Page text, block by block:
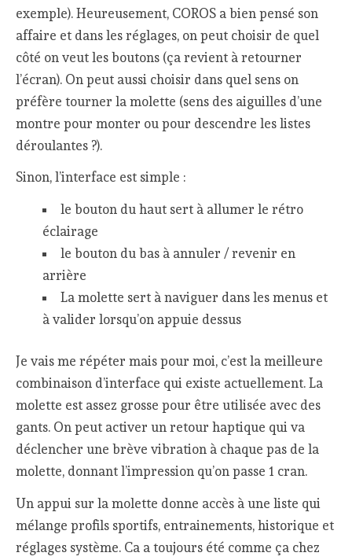
exemple). Heureusement, COROS a bien pensé son
affaire et dans les réglages, on peut choisir de quel
côté on veut les boutons (ça revient à retourner
l’écran). On peut aussi choisir dans quel sens on
préfère tourner la molette (sens des aiguilles d’une
montre pour monter ou pour descendre les listes
déroulantes ?).
Sinon, l’interface est simple :
le bouton du haut sert à allumer le rétro
éclairage
le bouton du bas à annuler / revenir en
arrière
La molette sert à naviguer dans les menus et
à valider lorsqu’on appuie dessus
Je vais me répéter mais pour moi, c’est la meilleure
combinaison d’interface qui existe actuellement. La
molette est assez grosse pour être utilisée avec des
gants. On peut activer un retour haptique qui va
déclencher une brève vibration à chaque pas de la
molette, donnant l’impression qu’on passe 1 cran.
Un appui sur la molette donne accès à une liste qui
mélange profils sportifs, entrainements, historique et
réglages système. Ca a toujours été comme ça chez